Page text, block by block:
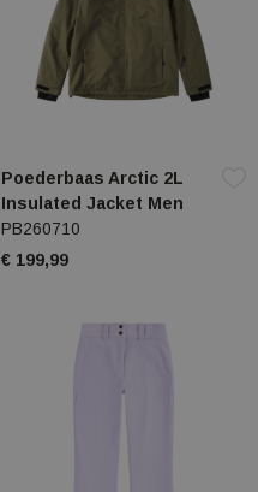
Poederbaas Arctic 2L
Insulated Jacket Men
PB260710
€ 199,99